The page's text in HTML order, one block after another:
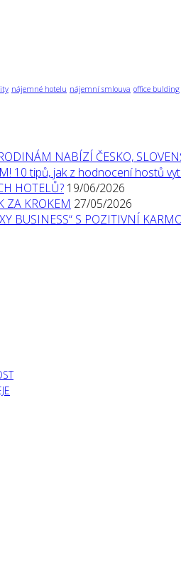
nájemné hotelu nájemní smlouva office bulding
NABÍZÍ ČESKO,
10 tipů, jak z hodnocení hostů
HOTELŮ? 19/06/2026
ZA KROKEM 27/05/2026
BUSINESS“ S POZITIVNÍ